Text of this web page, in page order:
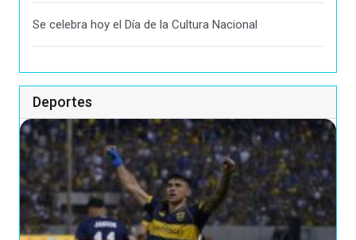
Se celebra hoy el Día de la Cultura Nacional
Deportes